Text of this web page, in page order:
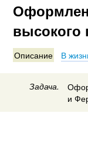
высокого
Описание В
Задача.
и